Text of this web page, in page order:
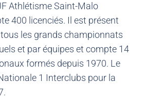
Athlétisme Saint-Malo
400 licenciés. Il est présent
les grands championnats
et par équipes et compte 14
formés depuis 1970. Le
1 Interclubs pour la